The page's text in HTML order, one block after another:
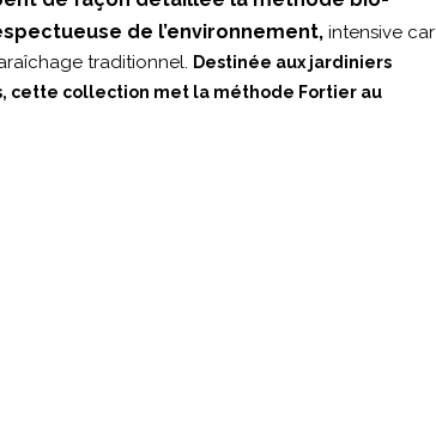
de l’environnement, intensive car
traditionnel. Destinée aux jardiniers
cette collection met la méthode Fortier au